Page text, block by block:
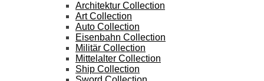
Architektur Collection
Art Collection
Auto Collection
Eisenbahn Collection
Militär Collection
Mittelalter Collection
Ship Collection